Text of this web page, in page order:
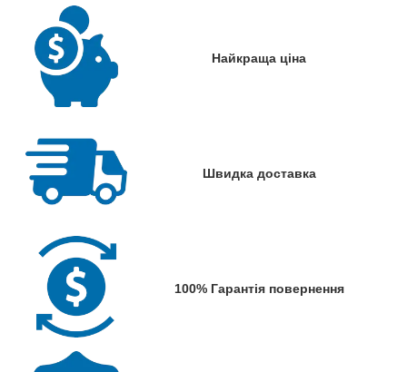
Найкраща ціна
Швидка доставка
100% Гарантія повернення